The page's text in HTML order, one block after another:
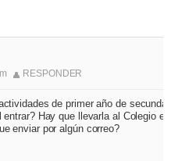
RESPONDER
de primer año de
Hay que llevarla al Colegio el
enviar por algún correo?